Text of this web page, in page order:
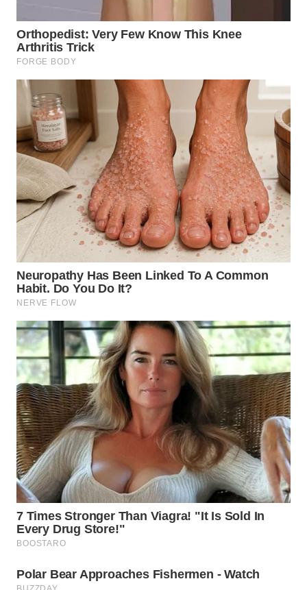
WN
NIAS
LANGKAT
WN
TAPANULI
SELATAN
WN
TANJUNG
LESUNG
WN
KARO
SIMALUNGUN
WN
LABUHANBATU
WN
TAPANULI
TENGAH
WN DELI
SERDANG
WN
TEBING